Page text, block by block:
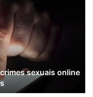
sexuais online